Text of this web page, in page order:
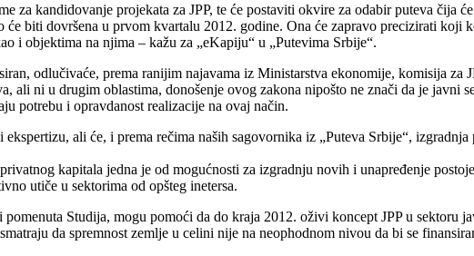
za kandidovanje projekata za JPP, te će postaviti okvire za odabir puteva čija
biti dovršena u prvom kvartalu 2012. godine. Ona će zapravo precizirati
i objektima na njima – kažu za „eKapiju“ u „Putevima Srbije“.
odlučivaće, prema ranijim najavama iz Ministarstva ekonomije, komisija za
ali ni u drugim oblastima, donošenje ovog zakona nipošto ne znači da je javni
potrebu i opravdanost realizacije na ovaj način.
ali će, i prema rečima naših sagovornika iz „Puteva Srbije“,
kapitala jedna je od mogućnosti za izgradnju novih i unapređenje
utiče u sektorima od opšteg inetersa.
Studija, mogu pomoći da do kraja 2012. oživi koncept JPP u sektoru
da spremnost zemlje u celini nije na neophodnom nivou da bi se